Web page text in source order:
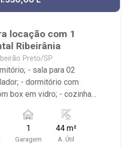
locação com 1
Ribeirânia
Preto/SP
- sala para 02
- dormitório com
box em vidro; - cozinha
reformado, pintado e
quadras de distância do
faculdade Unaerp, Fórum
1
Garagem
44 m²
A. Útil